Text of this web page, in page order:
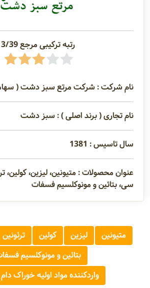
شرکت
رتبه ترکیبی مرجع 3/39
نام شرکت : شرکت مرتع سبز دشت (
نام تجاری ( برند اصلی ) : سبز دشت
سال تاسیس : 1381
عنوان محصولات : متیونین، لیزین، کولین،
سی، بتائین و مونوکلسیم فسفات
متیونین لیزین کولین ترئونین
بتائین و مونوکلسیم
واردکننده مواد اولیه خوراک